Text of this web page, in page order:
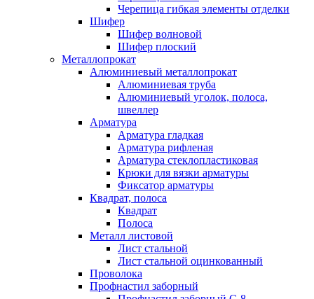
Черепица гибкая элементы отделки
Шифер
Шифер волновой
Шифер плоский
Металлопрокат
Алюминиевый металлопрокат
Алюминиевая труба
Алюминиевый уголок, полоса,
швеллер
Арматура
Арматура гладкая
Арматура рифленая
Арматура стеклопластиковая
Крюки для вязки арматуры
Фиксатор арматуры
Квадрат, полоса
Квадрат
Полоса
Металл листовой
Лист стальной
Лист стальной оцинкованный
Проволока
Профнастил заборный